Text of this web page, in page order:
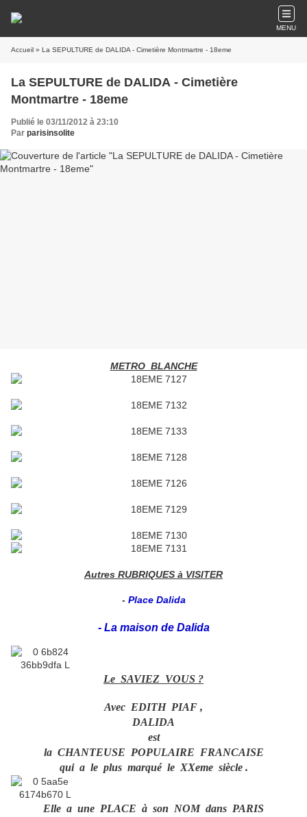
MENU
Accueil » La SEPULTURE de DALIDA - Cimetière Montmartre - 18eme
La SEPULTURE de DALIDA - Cimetière
Montmartre - 18eme
Publié le 03/11/2012 à 23:10
Par parisinsolite
METRO BLANCHE
Autres RUBRIQUES à VISITER
- Place Dalida
- La maison de Dalida
Le SAVIEZ VOUS ?
Avec EDITH PIAF ,
DALIDA
est
la CHANTEUSE POPULAIRE FRANCAISE
qui a le plus marqué le XXeme siècle .
Elle a une PLACE à son NOM dans PARIS